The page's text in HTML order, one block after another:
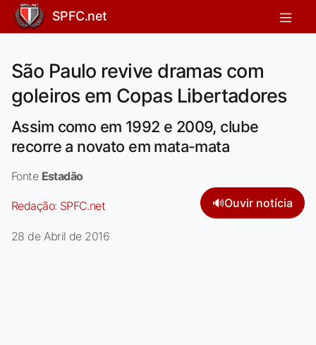
SPFC.net
São Paulo revive dramas com
goleiros em Copas Libertadores
Assim como em 1992 e 2009, clube
recorre a novato em mata-mata
Fonte Estadão
Redação: SPFC.net 🔊Ouvir notícia
28 de Abril de 2016